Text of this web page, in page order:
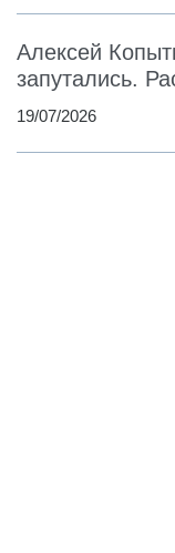
Алексей
запутались.
19/07/2026